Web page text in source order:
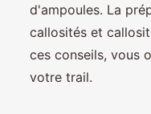
d'ampoules. La
callosités et
ces conseils, vous
votre trail.